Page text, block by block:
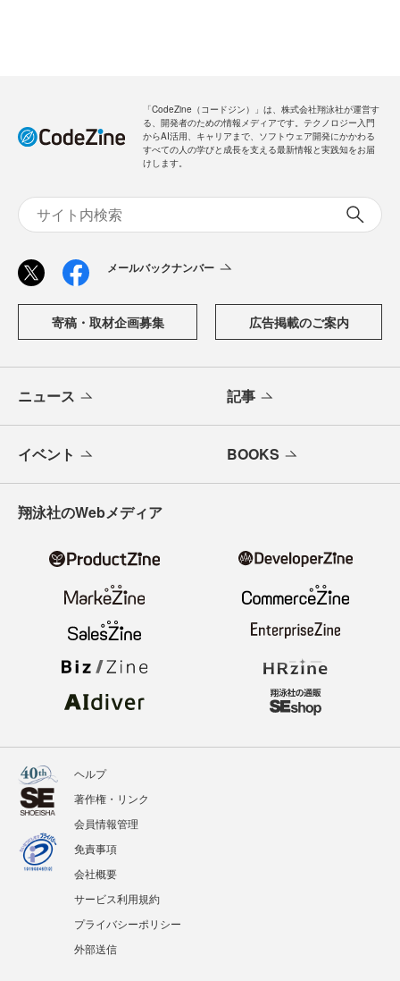
「CodeZine（コードジン）」は、株式会社翔泳社が運営す
る、開発者のための情報メディアです。テクノロジー入門
からAI活用、キャリアまで、ソフトウェア開発にかかわる
すべての人の学びと成長を支える最新情報と実践知をお届
けします。
メールバックナンバー
寄稿・取材企画募集 広告掲載のご案内
ニュース 記事
イベント BOOKS
翔泳社のWebメディア
ヘルプ
著作権・リンク
会員情報管理
免責事項
会社概要
サービス利用規約
プライバシーポリシー
外部送信